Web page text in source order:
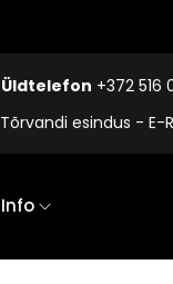
Üldtelefon +372
Tõrvandi esindus - E-
Info